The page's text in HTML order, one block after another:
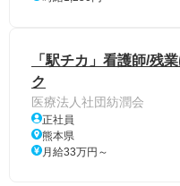
「駅チカ」看護師/残
ク
医療法人社団紡潤会
正社員
熊本県
月給33万円～